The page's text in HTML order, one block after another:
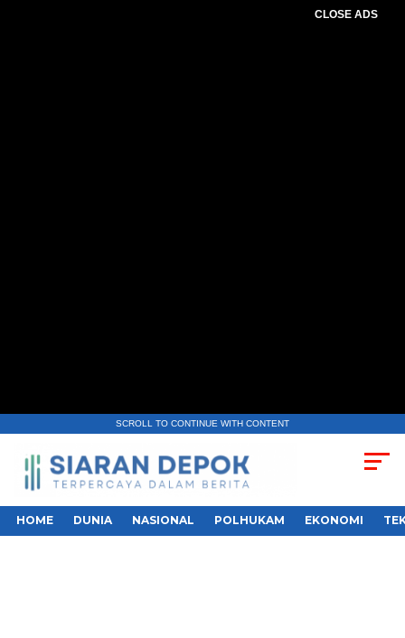
CLOSE ADS
SCROLL TO CONTINUE WITH CONTENT
HOME DUNIA NASIONAL POLHUKAM EKONOMI